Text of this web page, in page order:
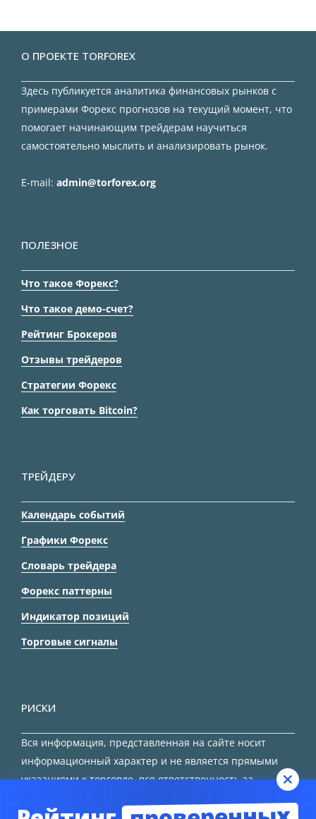
О ПРОЕКТЕ TORFOREX
Здесь публикуется аналитика финансовых рынков с
примерами Форекс прогнозов на текущий момент, что
помогает начинающим трейдерам научиться
самостоятельно мыслить и анализировать рынок.
E-mail: admin@torforex.org
ПОЛЕЗНОЕ
Что такое Форекс?
Что такое демо-счет?
Рейтинг Брокеров
Отзывы трейдеров
Стратегии Форекс
Как торговать Bitcoin?
ТРЕЙДЕРУ
Календарь событий
Графики Форекс
Словарь трейдера
Форекс паттерны
Индикатор позиций
Торговые сигналы
РИСКИ
Вся информация, представленная на сайте носит
информационный характер и не является прямыми
указаниями к торговле, вся ответственность за